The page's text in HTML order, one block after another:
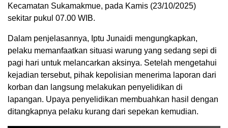
Kecamatan Sukamakmue, pada Kamis (23/10/2025)
sekitar pukul 07.00 WIB.
Dalam penjelasannya, Iptu Junaidi mengungkapkan,
pelaku memanfaatkan situasi warung yang sedang sepi di
pagi hari untuk melancarkan aksinya. Setelah mengetahui
kejadian tersebut, pihak kepolisian menerima laporan dari
korban dan langsung melakukan penyelidikan di
lapangan. Upaya penyelidikan membuahkan hasil dengan
ditangkapnya pelaku kurang dari sepekan kemudian.